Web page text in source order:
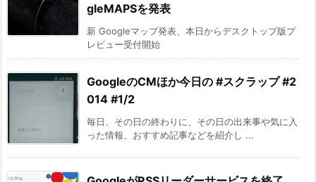
gleMAPSを発表
新 Googleマップ発表、本日からデスクトップ版プ
レビュー受付開始
GoogleのCMほか今日の #スクラップ #2
014 #1/2
毎日、その日の終わりに、その日の出来事や気に入
った情報、おすすめ記事などを紹介し ...